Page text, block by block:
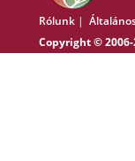
Rólunk |
Copyright ©